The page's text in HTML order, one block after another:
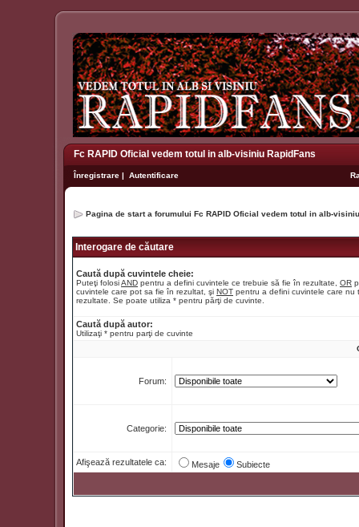
Fc RAPID Oficial vedem totul in alb-visiniu RapidFans
Înregistrare | Autentificare
Pagina de start a forumului Fc RAPID Oficial vedem totul in alb-
Interogare de căutare
Caută după cuvintele cheie:
Puteţi folosiAND pentru a defini cuvintele ce trebuie să fie în rezultate, OR
cuvintele care pot sa fie în rezultat, şi NOT pentru a defini cuvintele care nu
rezultate. Se poate utiliza * pentru părţi de cuvinte.
Caută după autor:
Utilizaţi * pentru parţi de cuvinte
Forum:
Categorie:
Afişează rezultatele ca: Mesaje Subiecte